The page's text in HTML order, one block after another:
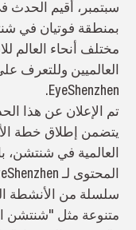
بمنطقة فوتيان في
مختلف أنحاء العالم
العالميين وللتعرف
EyeShenzhen.
يتضمن إطلاق خطة
العالمية في شنتشن،
سلسلة من الأنشطة
متنوعة مثل "شنتشن